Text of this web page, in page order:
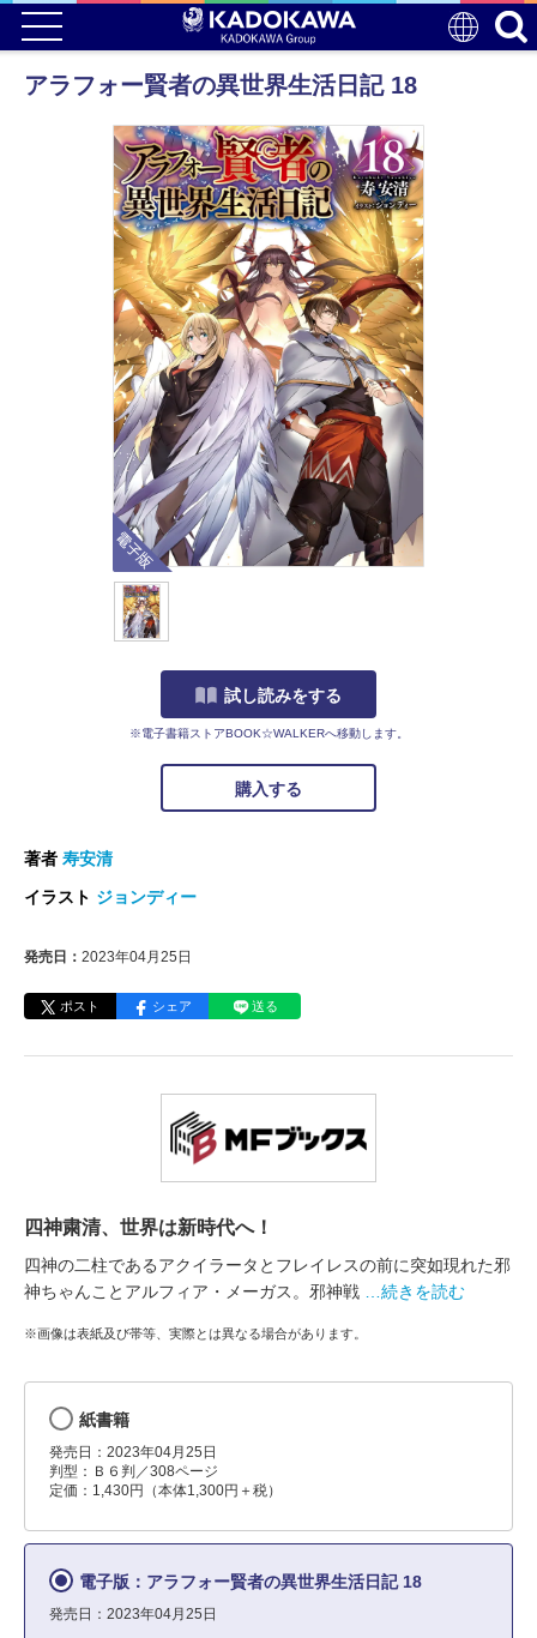
アラフォー賢者の異世界生活日記 18
電子版
試し読みをする
※電子書籍ストアBOOK☆WALKERへ移動します。
購入する
著者 寿安清
イラスト ジョンディー
発売日： 2023年04月25日
ポスト シェア 送る
四神粛清、世界は新時代へ！
四神の二柱であるアクイラータとフレイレスの前に突如現れた邪
神ちゃんことアルフィア・メーガス。邪神戦
…続きを読む
※画像は表紙及び帯等、実際とは異なる場合があります。
紙書籍
発売日：2023年04月25日
判型：Ｂ６判／308ページ
定価：1,430円（本体1,300円＋税）
電子版：アラフォー賢者の異世界生活日記 18
発売日：2023年04月25日